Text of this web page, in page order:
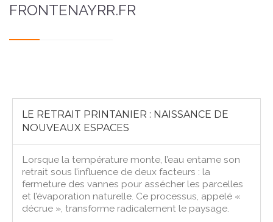
FRONTENAYRR.FR
LE RETRAIT PRINTANIER : NAISSANCE DE
NOUVEAUX ESPACES
Lorsque la température monte, l’eau entame son
retrait sous l’influence de deux facteurs : la
fermeture des vannes pour assécher les parcelles
et l’évaporation naturelle. Ce processus, appelé «
décrue », transforme radicalement le paysage.